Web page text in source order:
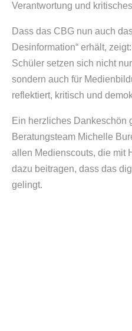
Verantwortung und
Dass das CBG nun auch
Desinformation“ erhält,
Schüler setzen sich nicht
sondern auch für
reflektiert, kritisch und
Ein herzliches Dankeschön
Beratungsteam Michelle
allen Medienscouts, die mit
dazu beitragen, dass das
gelingt.